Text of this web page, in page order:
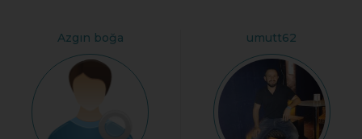
Azgın boğa umutt62